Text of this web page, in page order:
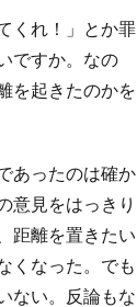
くれ！」とか罪
ですか。なの
を起きたのかを
あったのは確か
意見をはっきり
距離を置きたい
くなった。でも
ない。反論もな